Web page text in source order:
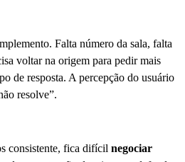
Falta número da sala, falta
voltar na origem para pedir mais
de resposta. A percepção do usuário
resolve”.
consistente, fica difícil negociar